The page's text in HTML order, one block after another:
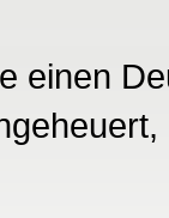
einen